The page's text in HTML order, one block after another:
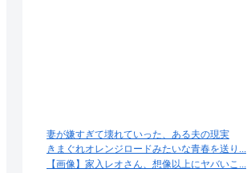
妻が嫌すぎて壊れていった、ある夫の現実
きまぐれオレンジロードみたいな青春を送り...
【画像】家入レオさん、想像以上にヤバいこ...